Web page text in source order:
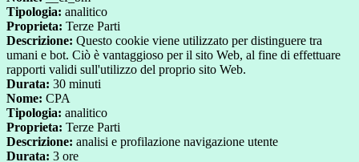
Tipologia: analitico
Proprieta: Terze Parti
Descrizione: Questo cookie viene utilizzato per distinguere tra
umani e bot. Ciò è vantaggioso per il sito Web, al fine di effettuare
rapporti validi sull'utilizzo del proprio sito Web.
Durata: 30 minuti
Nome: CPA
Tipologia: analitico
Proprieta: Terze Parti
Descrizione: analisi e profilazione navigazione utente
Durata: 3 ore